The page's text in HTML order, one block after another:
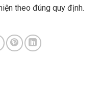
theo đúng quy định.